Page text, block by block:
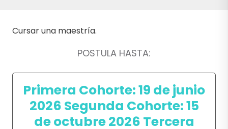
Cursar una maestría.
POSTULA HASTA:
Primera Cohorte: 19 de junio
2026 Segunda Cohorte: 15
de octubre 2026 Tercera